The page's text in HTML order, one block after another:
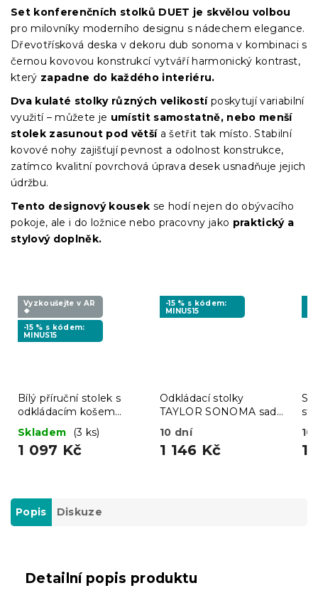
Set konferenčních stolků DUET je skvělou volbou
pro milovníky moderního designu s nádechem elegance.
Dřevotřísková deska v dekoru dub sonoma v kombinaci s
černou kovovou konstrukcí vytváří harmonický kontrast,
který zapadne do každého interiéru.
Dva kulaté stolky různých velikostíposkytují variabilní
využití – můžete je umístit samostatně, nebo menší
stolek zasunout pod většía šetřit tak místo. Stabilní
kovové nohy zajišťují pevnost a odolnost konstrukce,
zatímco kvalitní povrchová úprava desek usnadňuje jejich
údržbu.
Tento designový kousek se hodí nejen do obývacího
pokoje, ale i do ložnice nebo pracovny jako praktický a
stylový doplněk.
Vyzkoušejte v AR
❖
-15 % s kódem:
MINUS15
Bílý příruční stolek s
odkládacím košem
SALMA
Skladem (3 ks)
1 097 Kč
-15 % s kódem:
MINUS15
Odkládací stolky
TAYLOR SONOMA sada
2 ks, 40x45cm
10 dní
1 146 Kč
10
1
Popis Diskuze
Detailní popis produktu